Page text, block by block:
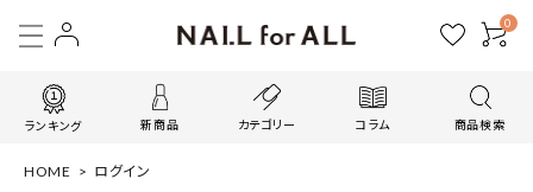
0
ランキング 新商品 カテゴリー コラム 商品検索
HOME ログイン